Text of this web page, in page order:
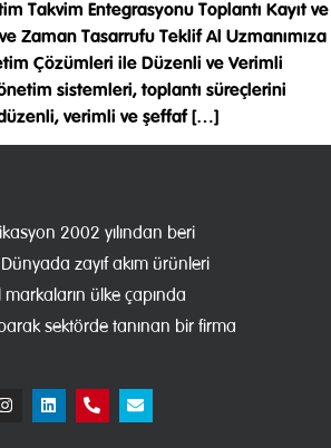
Takvim Entegrasyonu Toplantı Kayıt ve
Zaman Tasarrufu Teklif Al Uzmanımıza
Çözümleri ile Düzenli ve Verimli
sistemleri, toplantı süreçlerini
verimli ve şeffaf […]
2002 yılından beri
zayıf akım ürünleri
ülke çapında
sektörde tanınan bir firma